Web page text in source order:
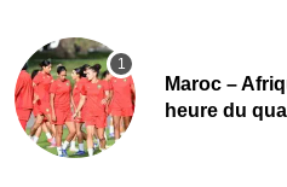
Maroc –
heure du